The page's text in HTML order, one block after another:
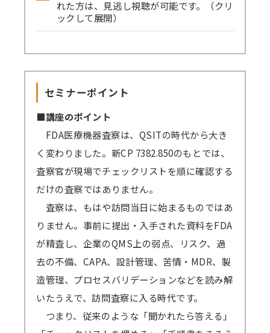
確認はこちら
→Skype／Teams／LINEなど別のミーティン
象が起きる可能性がございます。お手数です
が、これらのアプリは閉じた状態にてZoomに
ご参加ください。
音声が聞こえない場合の対処例
Zoomアプリのインストール、Zoomへの
サインアップをせずブラウザからの参加も可能
です。
→ 参加方法はこちら
→一部のブラウザは音声が聞こえないなどの不
具合が起きる可能性があります。
対応ブラウザ
をご確認の上、必ず事前のテ
ストミーティング
をお願いします。
（iOSやAndroidOS ご利用の場合は、アプリ
れた方は、見逃し視聴が可能です。（クリ
ックして展開）
ミナーの録画動画を一定期間視聴可能です。
しい方、期間内であれば動画を何度も視聴でき
ます。
原則、遅くとも開催4営業日後までに録画動
画の配信を開始します（一部、編集加工しま
す）。
視聴期間はセミナー開催日から4営業日後を
起点に1週間となります。
ex）2/6（月）開催 セミナー → 2/10（金）ま
でに配信開始 → 2/17（金）まで視聴可能
→見逃し視聴について、 こちらから問題なく
視聴できるかご確認ください。（テスト視聴動
画へ）パスワード「123456」
＜見逃し視聴ご案内の流れ・配信期間詳細＞
セミナーポイント
■講座のポイント
FDA医療機器査察は、QSITの時代から大き
く変わりました。新CP 7382.850のもとでは、
査察官が現場でチェックリストを順に確認する
だけの査察ではありません。
査察は、もはや訪問当日に始まるものではあ
りません。事前に提出・入手された資料をFDA
が精査し、企業のQMS上の弱点、リスク、過
去の不備、CAPA、設計管理、苦情・MDR、製
造管理、プロセスバリデーションなどを読み解
いたうえで、訪問査察に入る時代です。
つまり、従来のような「聞かれたら答える」